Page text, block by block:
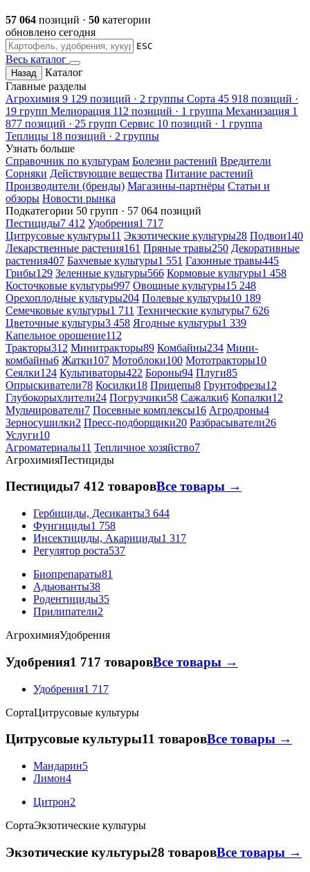
57 064 позиций · 50 категории
обновлено сегодня
ESC
Весь каталог
Назад
Каталог
Главные разделы
Агрохимия 9 129 позиций · 2 группы Сорта 45 918 позиций ·
19 групп Мелиорация 112 позиций · 1 группа Механизация 1
877 позиций · 25 групп Сервис 10 позиций · 1 группа
Теплицы 18 позиций · 2 группы
Узнать больше
Справочник по культурам Болезни растений Вредители
Сорняки Действующие вещества Питание растений
Производители (бренды) Магазины-партнёры Статьи и
обзоры Новости рынка
Подкатегории 50 групп · 57 064 позиций
Пестициды7 412 Удобрения1 717
Цитрусовые культуры11 Экзотические культуры28 Подвои140
Лекарственные растения161 Пряные травы250 Декоративные
растения407 Бахчевые культуры1 551 Газонные травы445
Грибы129 Зеленные культуры566 Кормовые культуры1 458
Косточковые культуры997 Овощные культуры15 248
Орехоплодные культуры204 Полевые культуры10 189
Семечковые культуры1 711 Технические культуры7 626
Цветочные культуры3 458 Ягодные культуры1 339
Капельное орошение112
Тракторы312 Минитракторы89 Комбайны234 Мини-
комбайны6 Жатки107 Мотоблоки100 Мототракторы10
Сеялки124 Культиваторы422 Бороны94 Плуги85
Опрыскиватели78 Косилки18 Прицепы8 Грунтофрезы12
Глубокорыхлители24 Погрузчики58 Сажалки6 Копалки12
Мульчирователи7 Посевные комплексы16 Агродроны4
Зерносушилки2 Пресс-подборщики20 Разбрасыватели26
Услуги10
Агроматериалы11 Тепличное хозяйство7
АгрохимияПестициды
Пестициды7 412 товаровВсе товары →
Гербициды, Десиканты3 644
Фунгициды1 758
Инсектициды, Акарициды1 317
Регулятор роста537
Биопрепараты81
Адьюванты38
Родентициды35
Прилипатели2
АгрохимияУдобрения
Удобрения1 717 товаровВсе товары →
Удобрения1 717
СортаЦитрусовые культуры
Цитрусовые культуры11 товаровВсе товары →
Мандарин5
Лимон4
Цитрон2
СортаЭкзотические культуры
Экзотические культуры28 товаровВсе товары →